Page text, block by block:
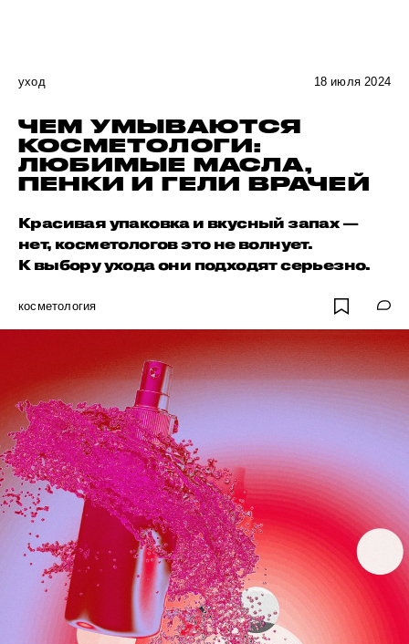
уход 18 июля 2024
ЧЕМ УМЫВАЮТСЯ
КОСМЕТОЛОГИ:
ЛЮБИМЫЕ МАСЛА,
ПЕНКИ И ГЕЛИ ВРАЧЕЙ
Красивая упаковка и вкусный запах —
нет, косметологов это не волнует.
К выбору ухода они подходят серьезно.
косметология